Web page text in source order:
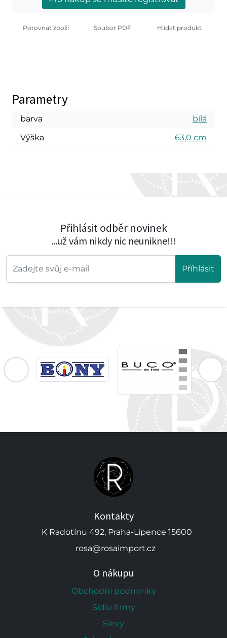
Porovnat zboží Soubor PDF Hlídat produkt
Parametry
barva
bílá
Výška
63,0 cm
Přihlásit odběr novinek
...už vám nikdy nic neunikne!!!
Příhlásit
Kontakty
K Radotínu 492, Praha-Lipence 15600
rosa@rosaimport.cz
O nákupu
Obchodní podmínky
Sídlo firmy
Slevy